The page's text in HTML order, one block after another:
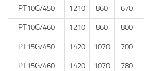
PT10G/450 1210 860 670
PT10G/460 1210 860 800
PT15G/450 1420 1070 700
PT15G/460 1420 1070 780